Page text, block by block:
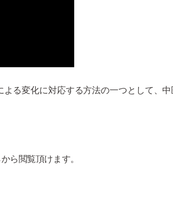
る変化に対応する方法の一つとして、
ら閲覧頂けます。